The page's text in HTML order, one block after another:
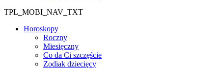
TPL_MOBI_NAV_TXT
Horoskopy
Roczny
Miesięczny
Co da Ci szczęście
Zodiak dziecięcy